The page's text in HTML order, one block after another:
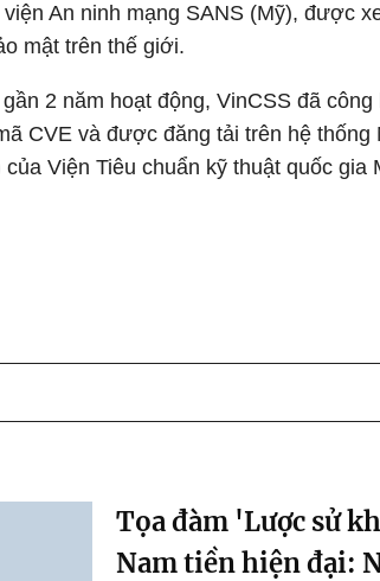
An ninh mạng SANS (Mỹ), được
mật trên thế giới.
2 năm hoạt động, VinCSS đã
CVE và được đăng tải trên hệ thống
của Viện Tiêu chuẩn kỹ thuật quốc gia
Tọa đàm 'Lược sử
Nam tiền hiện đại: